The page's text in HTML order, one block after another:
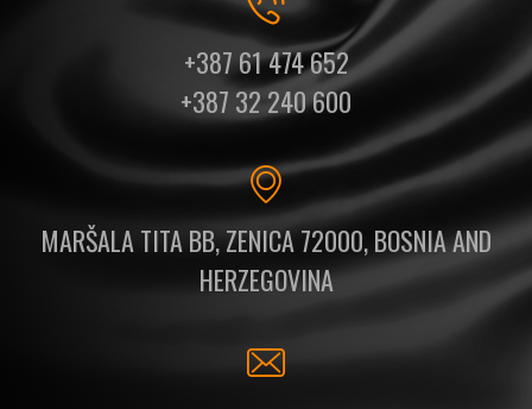
+387 61 474 652
+387 32 240 600
MARŠALA TITA BB, ZENICA 72000, BOSNIA AND
HERZEGOVINA